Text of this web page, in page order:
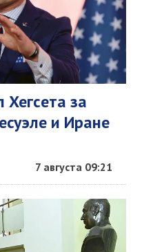
за
и Иране
7 августа 09:21